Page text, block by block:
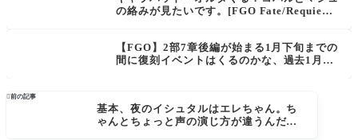
の絡みが見たいです。[FGO Fate/Requiem
【FGO】2部7章後編が始まる1月下旬までの
間に復刻イベントはくるのかな、過去1月に
前の記事
基本、夜のイシュタルはエレちゃん。ち
ゃんとちょっと声の演じ方が違うんだ